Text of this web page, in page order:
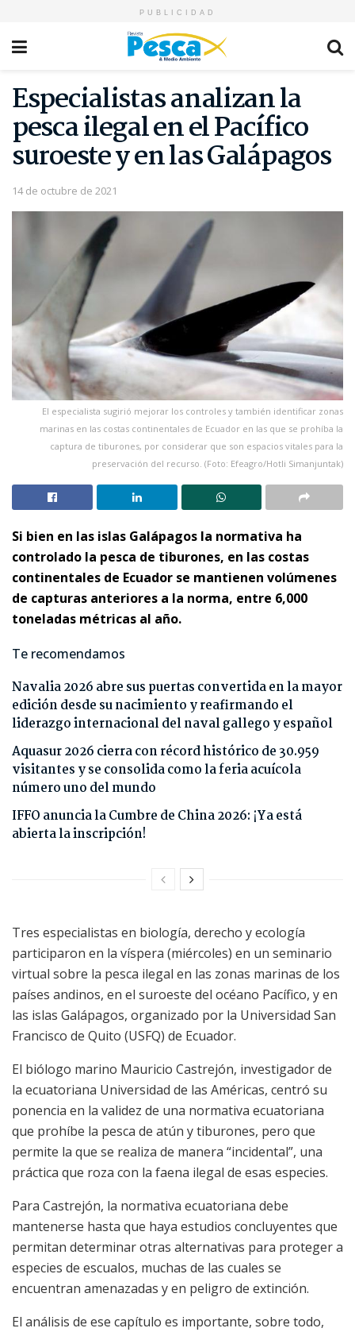
PUBLICIDAD
Especialistas analizan la
pesca ilegal en el Pacífico
suroeste y en las Galápagos
14 de octubre de 2021
El especialista sugirió mejorar los controles y también identificar zonas
marinas en las costas continentales de Ecuador en las que se prohíba la
captura de tiburones, por considerar que son espacios vitales para la
preservación del recurso. (Foto: Efeagro/Hotli Simanjuntak)
Si bien en las islas Galápagos la normativa ha
controlado la pesca de tiburones, en las costas
continentales de Ecuador se mantienen volúmenes
de capturas anteriores a la norma, entre 6,000
toneladas métricas al año.
Te recomendamos
Navalia 2026 abre sus puertas convertida en la mayor
edición desde su nacimiento y reafirmando el
liderazgo internacional del naval gallego y español
Aquasur 2026 cierra con récord histórico de 30.959
visitantes y se consolida como la feria acuícola
número uno del mundo
IFFO anuncia la Cumbre de China 2026: ¡Ya está
abierta la inscripción!
Tres especialistas en biología, derecho y ecología
participaron en la víspera (miércoles) en un seminario
virtual sobre la pesca ilegal en las zonas marinas de los
países andinos, en el suroeste del océano Pacífico, y en
las islas Galápagos, organizado por la Universidad San
Francisco de Quito (USFQ) de Ecuador.
El biólogo marino Mauricio Castrejón, investigador de
la ecuatoriana Universidad de las Américas, centró su
ponencia en la validez de una normativa ecuatoriana
que prohíbe la pesca de atún y tiburones, pero que
permite la que se realiza de manera “incidental”, una
práctica que roza con la faena ilegal de esas especies.
Para Castrejón, la normativa ecuatoriana debe
mantenerse hasta que haya estudios concluyentes que
permitan determinar otras alternativas para proteger a
especies de escualos, muchas de las cuales se
encuentran amenazadas y en peligro de extinción.
El análisis de ese capítulo es importante, sobre todo,